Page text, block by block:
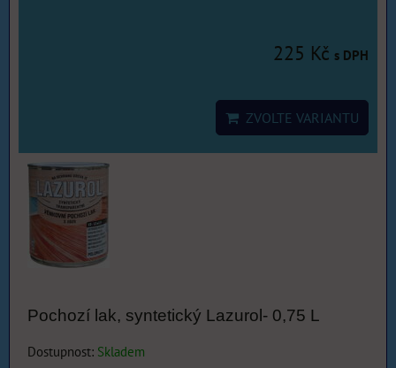
225 Kč s DPH
ZVOLTE VARIANTU
Pochozí lak, syntetický Lazurol- 0,75 L
Dostupnost: Skladem